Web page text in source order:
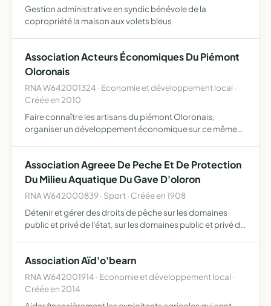
Gestion administrative en syndic bénévole de la
copropriété la maison aux volets bleus
Association Acteurs Économiques Du Piémont
Oloronais
RNA W642001324 · Economie et développement local ·
Créée en 2010
Faire connaître les artisans du piémont Oloronais,
organiser un développement économique sur ce même
Association Agreee De Peche Et De Protection
Du Milieu Aquatique Du Gave D'oloron
RNA W642000839 · Sport · Créée en 1908
Détenir et gérer des droits de pêche sur les domaines
public et privé de l'état, sur les domaines public et privé de
Association Aïd'o'bearn
RNA W642001914 · Economie et développement local ·
Créée en 2014